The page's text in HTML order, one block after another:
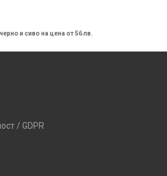
и сиво на цена от 56 лв.
/ GDPR